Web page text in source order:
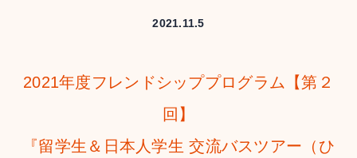
2021.11.5
2021年度フレンドシッププログラム【第２
回】
『留学生＆日本人学生 交流バスツアー（ひ